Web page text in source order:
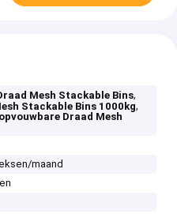
Mesh Stackable Bins,
Stackable Bins 1000kg,
Draad Mesh
maand